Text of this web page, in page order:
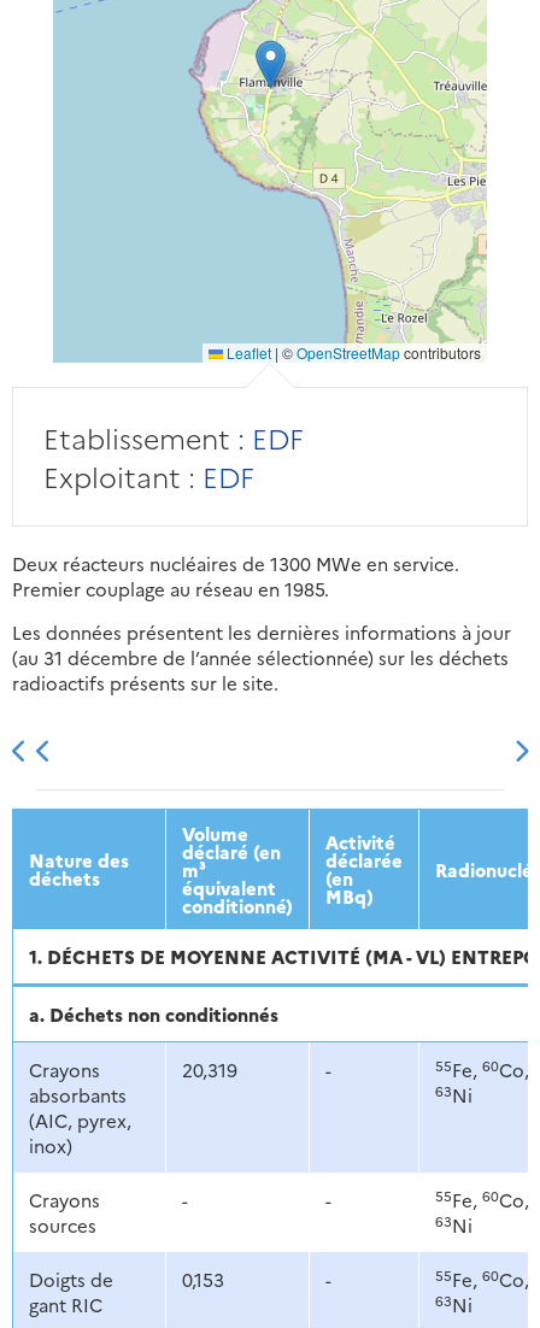
Leaflet | ©OpenStreetMapcontributors
Etablissement : EDF
Exploitant : EDF
Deux réacteurs nucléaires de 1300 MWe en service.
Premier couplage au réseau en 1985.
Les données présentent les dernières informations à jour
(au 31 décembre de l’année sélectionnée) sur les déchets
radioactifs présents sur le site.
2013 2014 2015 2016
Nature des
déchets
Volume
déclaré (en
m³
équivalent
conditionné)
Activité
déclarée
(en
MBq)
1. DÉCHETS DE MOYENNE ACTIVITÉ (MA - VL)
a. Déchets non conditionnés
Crayons
absorbants
(AIC, pyrex,
inox)
20,319 - 55Fe, 60Co,
63Ni
Crayons
sources
- - 55Fe, 60Co,
63Ni
Doigts de
gant RIC
0,153 - 55Fe, 60Co,
63Ni